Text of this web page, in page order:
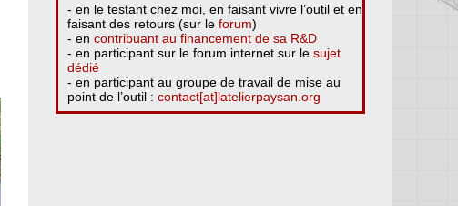
- en le testant chez moi, en faisant vivre l’outil et en
faisant des retours (sur le forum)
- en contribuant au financement de sa R&D
- en participant sur le forum internet sur le sujet
dédié
- en participant au groupe de travail de mise au
point de l’outil : contact[at]latelierpaysan.org